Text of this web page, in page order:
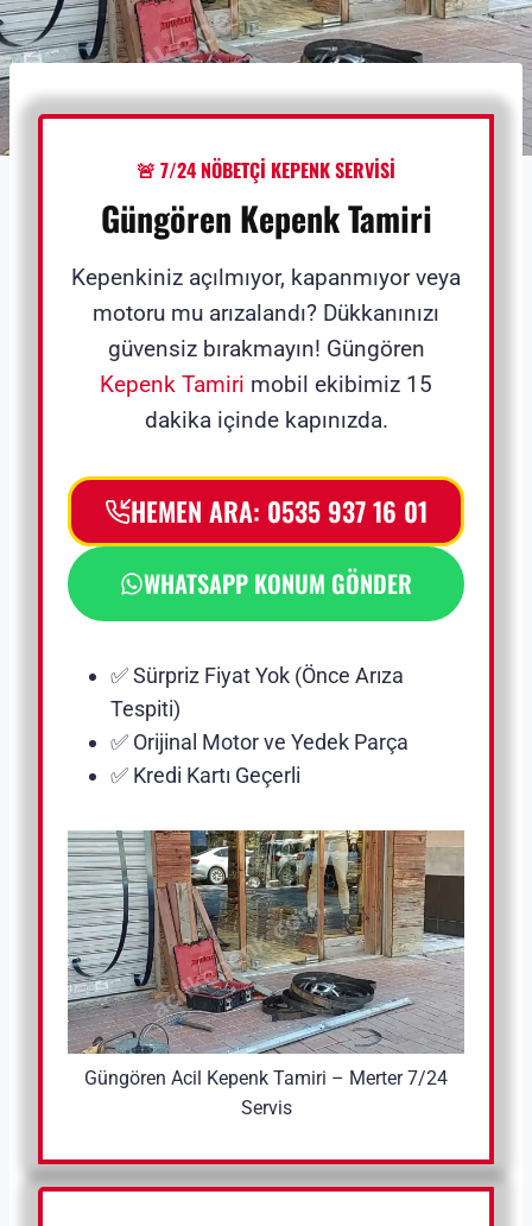
🚨 7/24 NÖBETÇİ KEPENK SERVİSİ
Güngören Kepenk Tamiri
Kepenkiniz açılmıyor, kapanmıyor veya
motoru mu arızalandı? Dükkanınızı
güvensiz bırakmayın! Güngören
Kepenk Tamiri mobil ekibimiz 15
dakika içinde kapınızda.
HEMEN ARA: 0535 937 16 01
WHATSAPP KONUM GÖNDER
✅ Sürpriz Fiyat Yok (Önce Arıza
Tespiti)
✅ Orijinal Motor ve Yedek Parça
✅ Kredi Kartı Geçerli
Güngören Acil Kepenk Tamiri – Merter 7/24
Servis